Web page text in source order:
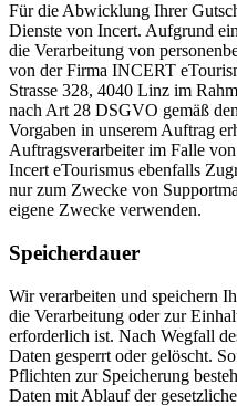
Für die Abwicklung Ihrer
Dienste von Incert. Aufgrund
die Verarbeitung von
von der Firma INCERT
Strasse 328, 4040 Linz im
nach Art 28 DSGVO gemäß
Vorgaben in unserem Auftrag
Auftragsverarbeiter im Falle
Incert eTourismus ebenfalls
nur zum Zwecke von
eigene Zwecke verwenden.
Speicherdauer
Wir verarbeiten und speichern
die Verarbeitung oder zur
erforderlich ist. Nach Wegfall
Daten gesperrt oder gelöscht.
Pflichten zur Speicherung
Daten mit Ablauf der